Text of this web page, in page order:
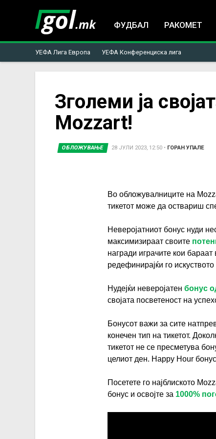
ФУДБАЛ РАКОМЕТ
УЕФА Лига Европа УЕФА Конференциска лига
here
Зголеми ја
Mozzart!
ОБЛОЖУВАЊЕ 28 ЈУЛИ 2023, 12:50 • ГОРАН УПАЛЕ
Во обложувалниците на
тикетот може да оствариш
Неверојатниот бонус нуди
максимизираат своите
награди играчите кои
редефинирајќи го
Нудејќи неверојатен бонус
својата посветеност на
Бонусот важи за сите
конечен тип на тикетот.
тикетот не се пресметува
целиот ден. Happy Hour
Посетете го најблиското
бонус и освојте за 1000%